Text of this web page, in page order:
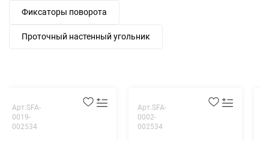
Фиксаторы поворота
Проточный настенный угольник
Арт.SFA-
0019-
002534
Арт.SFA-
0002-
002534